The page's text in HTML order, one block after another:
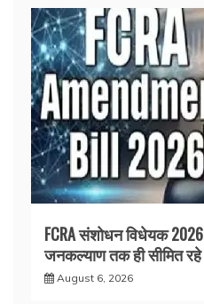
FCRA संशोधन विधेयक 2026
जनकल्याण तक ही सीमित रहे
August 6, 2026